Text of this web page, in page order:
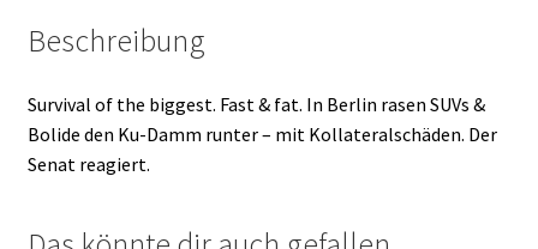
Beschreibung
Survival of the biggest. Fast & fat. In Berlin rasen SUVs &
Bolide den Ku-Damm runter – mit Kollateralschäden. Der
Senat reagiert.